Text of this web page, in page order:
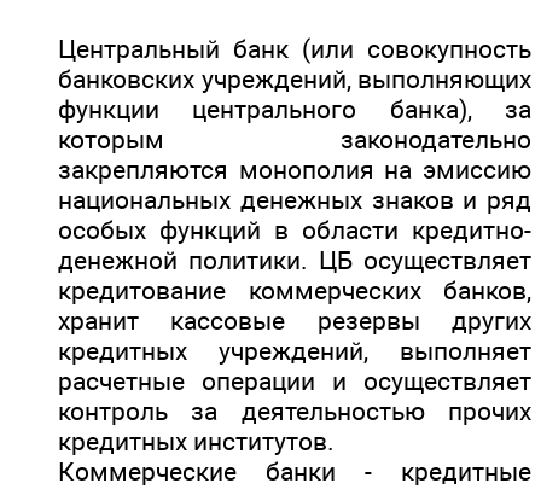
Центральный банк (или совокупность
банковских учреждений, выполняющих
функции центрального банка), за
которым законодательно
закрепляются монополия на эмиссию
национальных денежных знаков и ряд
особых функций в области кредитно-
денежной политики. ЦБ осуществляет
кредитование коммерческих банков,
хранит кассовые резервы других
кредитных учреждений, выполняет
расчетные операции и осуществляет
контроль за деятельностью прочих
кредитных институтов.
Коммерческие банки - кредитные